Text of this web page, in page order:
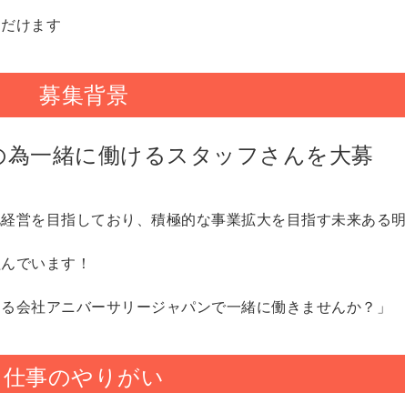
けます
募集背景
一緒に働けるスタッフさんを大募
営を目指しており、積極的な事業拡大を目指す未来ある明
でいます！
会社アニバーサリージャパンで一緒に働きませんか？」
仕事のやりがい